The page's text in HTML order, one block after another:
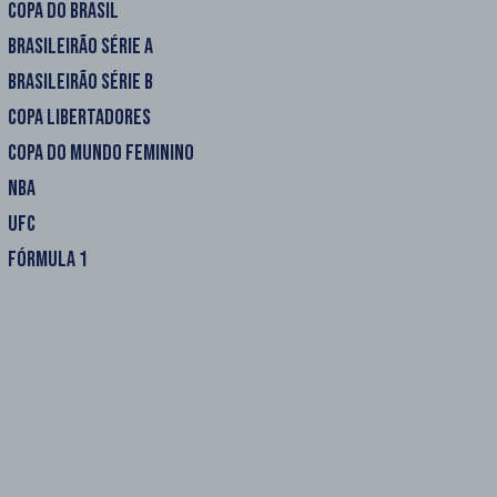
COPA DO BRASIL
BRASILEIRÃO SÉRIE A
BRASILEIRÃO SÉRIE B
COPA LIBERTADORES
COPA DO MUNDO FEMININO
NBA
UFC
FÓRMULA 1